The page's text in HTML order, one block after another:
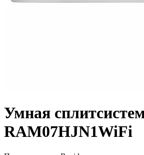
Умная
RAM07HJN1WiFi